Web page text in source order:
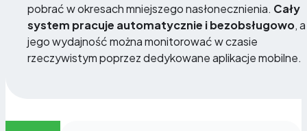
pobrać w okresach mniejszego nasłonecznienia. Cały
system pracuje automatycznie i bezobsługowo, a
jego wydajność można monitorować w czasie
rzeczywistym poprzez dedykowane aplikacje mobilne.